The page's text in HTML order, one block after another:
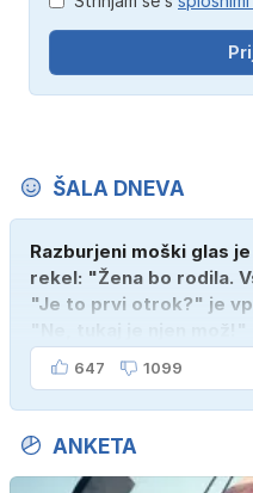
ŠALA DNEVA
Razburjeni moški glas
rekel: "Žena bo rodila.
"Je to prvi otrok?" je
647 1099
ANKETA